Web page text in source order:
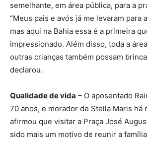
semelhante, em área pública, para a
“Meus pais e avós já me levaram para
mas aqui na Bahia essa é a primeira
impressionado. Além disso, toda a
outras crianças também possam
declarou.
Qualidade de vida – O aposentado
70 anos, e morador de Stella Maris há
afirmou que visitar a Praça José
sido mais um motivo de reunir a